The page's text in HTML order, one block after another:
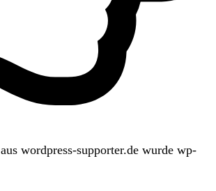
aus wordpress-supporter.de wurde wp-